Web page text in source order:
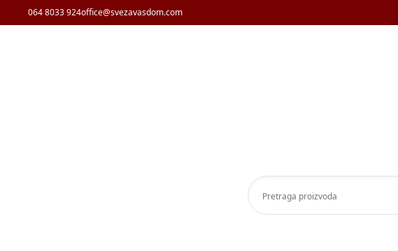
064 8033 924office@svezavasdom.com